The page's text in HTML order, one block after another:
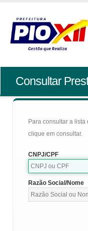
Consultar
Para consultar a
clique em consultar.
CNPJ/CPF
Razão Social/Nome